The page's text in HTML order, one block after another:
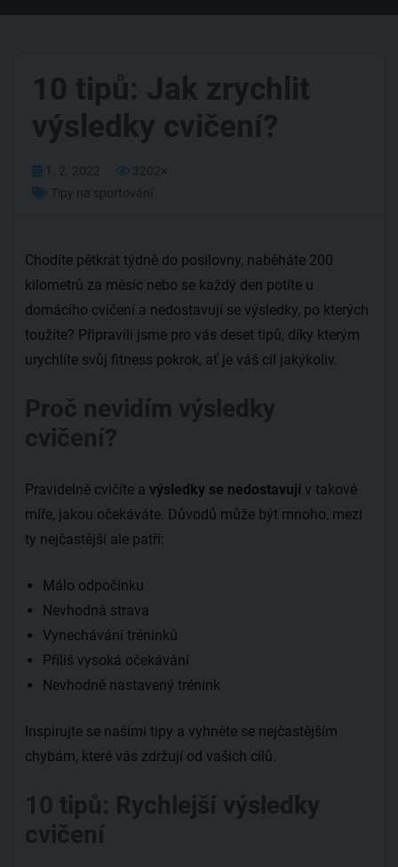
10 tipů: Jak zrychlit
výsledky cvičení?
1. 2. 2022
3202×
Tipy na sportování
Chodíte pětkrát týdně do posilovny, naběháte 200
kilometrů za měsíc nebo se každý den potíte u
domácího cvičení a nedostavují se výsledky, po kterých
toužíte? Připravili jsme pro vás deset tipů, díky kterým
urychlíte svůj fitness pokrok, ať je váš cíl jakýkoliv.
Proč nevidím výsledky
cvičení?
Pravidelně cvičíte a výsledky se nedostavují v takové
míře, jakou očekáváte. Důvodů může být mnoho, mezi
ty nejčastější ale patří:
Málo odpočinku
Nevhodná strava
Vynechávání tréninků
Příliš vysoká očekávání
Nevhodně nastavený trénink
Inspirujte se našimi tipy a vyhněte se nejčastějším
chybám, které vás zdržují od vašich cílů.
10 tipů: Rychlejší výsledky
cvičení